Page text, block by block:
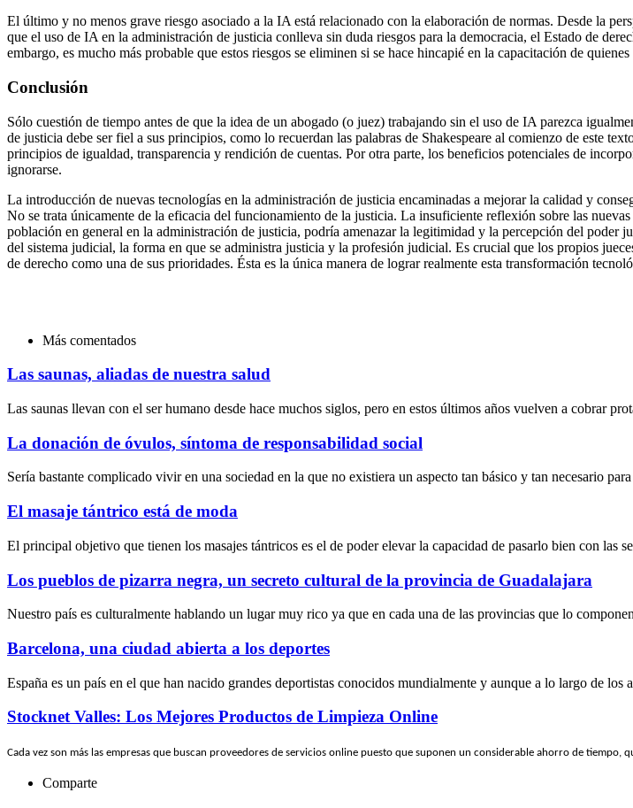
El último y no menos grave riesgo asociado a la IA está relacionado con la elaboración de normas. Desde la
que el uso de IA en la administración de justicia conlleva sin duda riesgos para la democracia, el Estado de
embargo, es mucho más probable que estos riesgos se eliminen si se hace hincapié en la capacitación de
Conclusión
Sólo cuestión de tiempo antes de que la idea de un abogado (o juez) trabajando sin el uso de IA parezca
de justicia debe ser fiel a sus principios, como lo recuerdan las palabras de Shakespeare al comienzo de este
principios de igualdad, transparencia y rendición de cuentas. Por otra parte, los beneficios potenciales de
ignorarse.
La introducción de nuevas tecnologías en la administración de justicia encaminadas a mejorar la calidad y
No se trata únicamente de la eficacia del funcionamiento de la justicia. La insuficiente reflexión sobre las
población en general en la administración de justicia, podría amenazar la legitimidad y la percepción del
del sistema judicial, la forma en que se administra justicia y la profesión judicial. Es crucial que los propios
de derecho como una de sus prioridades. Ésta es la única manera de lograr realmente esta transformación
Más comentados
Las saunas, aliadas de nuestra salud
Las saunas llevan con el ser humano desde hace muchos siglos, pero en estos últimos años vuelven a cobrar
La donación de óvulos, síntoma de responsabilidad social
Sería bastante complicado vivir en una sociedad en la que no existiera un aspecto tan básico y tan necesario
El masaje tántrico está de moda
El principal objetivo que tienen los masajes tántricos es el de poder elevar la capacidad de pasarlo bien con las
Los pueblos de pizarra negra, un secreto cultural de la provincia de Guadalajara
Nuestro país es culturalmente hablando un lugar muy rico ya que en cada una de las provincias que lo
Barcelona, una ciudad abierta a los deportes
España es un país en el que han nacido grandes deportistas conocidos mundialmente y aunque a lo largo de
Stocknet Valles: Los Mejores Productos de Limpieza Online
Cada vez son más las empresas que buscan proveedores de servicios online puesto que suponen un considerable ahorro de tiempo,
Comparte